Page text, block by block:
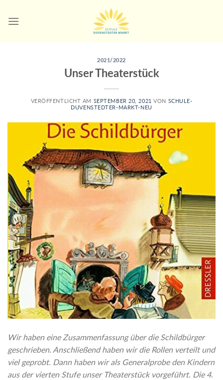
2021/2022
Unser Theaterstück
VERÖFFENTLICHT AM SEPTEMBER 20, 2021 VON SCHULE-
DUVENSTEDTER-MARKT-NEU
Wir haben eine Zusammenfassung über die Schildbürger
geschrieben. Anschließend haben wir die Rollen verteilt und
viel geprobt. Dann haben wir als Generalprobe den Kindern
aus der vierten Stufe unser Theaterstück vorgeführt. Die 4.